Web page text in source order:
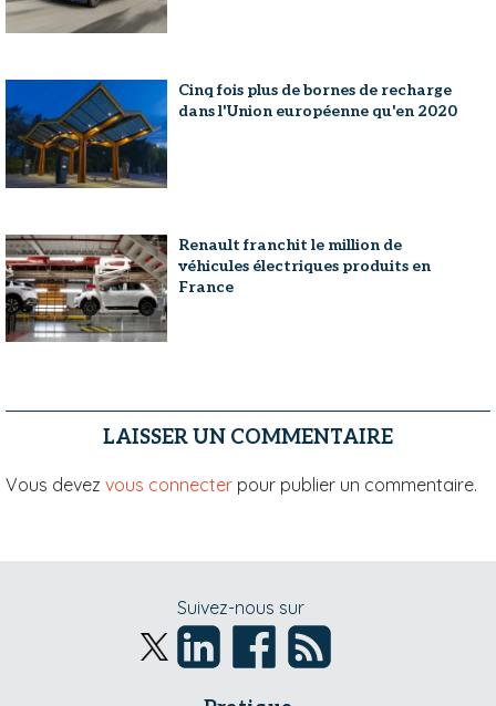
Cinq fois plus de bornes de recharge
dans l'Union européenne qu'en 2020
Renault franchit le million de
véhicules électriques produits en
France
LAISSER UN COMMENTAIRE
Vous devez vous connecter pour publier un commentaire.
Suivez-nous sur